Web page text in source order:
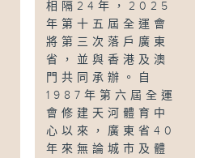
相隔24年，2025
年第十五屆全運會
將第三次落戶廣東
省，並與香港及澳
門共同承辦。自
1987年第六屆全運
會修建天河體育中
心以來，廣東省40
年來無論城市及體